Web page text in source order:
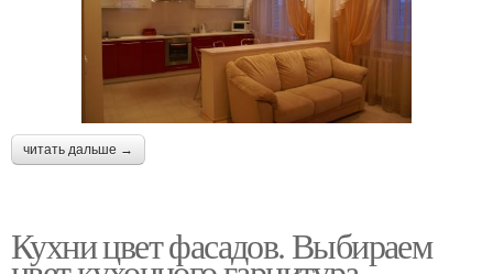
читать дальше →
Кухни цвет фасадов. Выбираем